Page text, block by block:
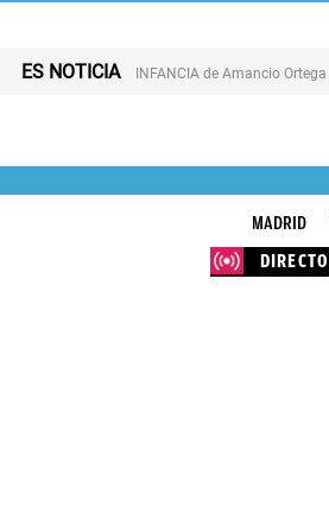
ES NOTICIA INFANCIA de Amancio Ortega
MADRID
DIRECTO